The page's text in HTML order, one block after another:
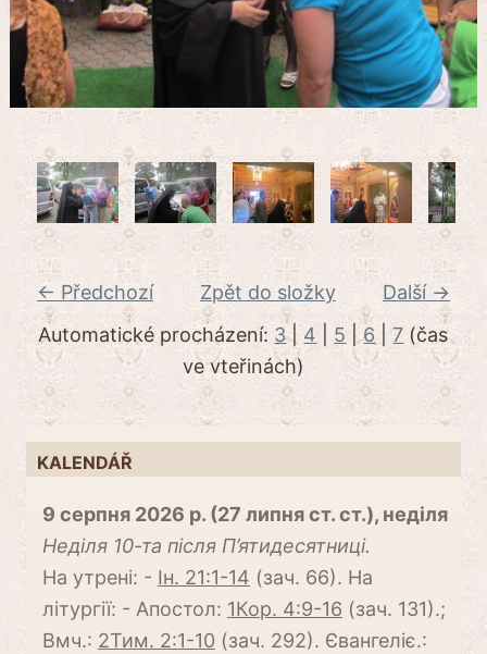
← Předchozí Další →
Zpět do složky
Automatické procházení: 3| 4 5 |6 |7 (čas
ve vteřinách)
KALENDÁŘ
9 серпня 2026 р. (27 липня ст. ст.), неділя
Неділя 10-та після П’ятидесятниці.
На утрені: - Ін. 21:1-14 (зач. 66). На
літургії: - Апостол: 1Кор. 4:9-16 (зач. 131).;
Вмч.: 2Тим. 2:1-10 (зач. 292). Євангеліє.: